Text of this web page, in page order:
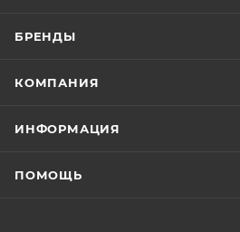
БРЕНДЫ
КОМПАНИЯ
ИНФОРМАЦИЯ
ПОМОЩЬ